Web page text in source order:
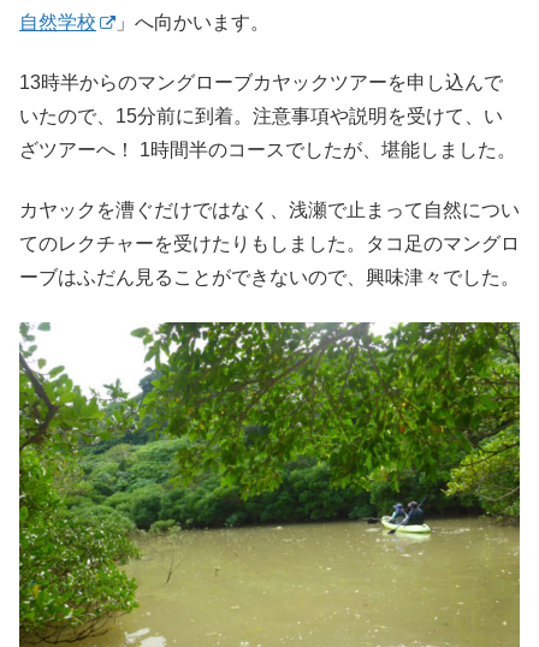
自然学校
」へ向かいます。
13時半からのマングローブカヤックツアーを申し込んで
いたので、15分前に到着。注意事項や説明を受けて、い
ざツアーへ！ 1時間半のコースでしたが、堪能しました。
カヤックを漕ぐだけではなく、浅瀬で止まって自然につい
てのレクチャーを受けたりもしました。タコ足のマングロ
ーブはふだん見ることができないので、興味津々でした。